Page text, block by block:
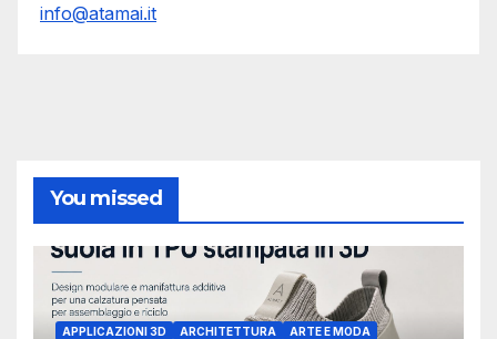
info@atamai.it
You missed
APPLICAZIONI 3D ARCHITETTURA ARTE E MODA